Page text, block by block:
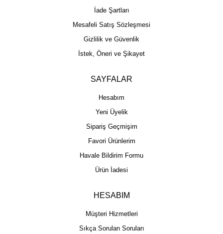
İade Şartları
Mesafeli Satış Sözleşmesi
Gizlilik ve Güvenlik
İstek, Öneri ve Şikayet
SAYFALAR
Hesabım
Yeni Üyelik
Sipariş Geçmişim
Favori Ürünlerim
Havale Bildirim Formu
Ürün İadesi
HESABIM
Müşteri Hizmetleri
Sıkça Sorulan Soruları